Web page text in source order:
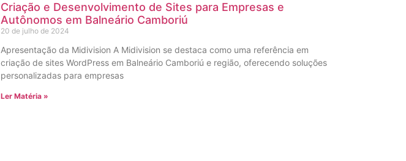
Criação e Desenvolvimento de Sites para Empresas e
Autônomos em Balneário Camboriú
20 de julho de 2024
Apresentação da Midivision A Midivision se destaca como uma referência em
criação de sites WordPress em Balneário Camboriú e região, oferecendo soluções
personalizadas para empresas
Ler Matéria »